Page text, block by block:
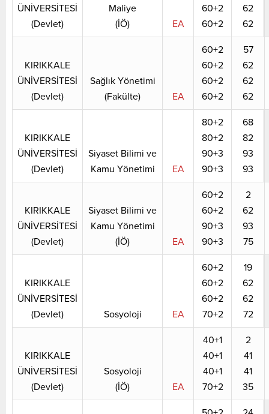
ÜNİVERSİTESİ
(Devlet)
Maliye
(İÖ)
EA
60+2
60+2
62
62
KIRIKKALE
ÜNİVERSİTESİ
(Devlet)
Sağlık Yönetimi
(Fakülte)
EA
60+2
60+2
60+2
60+2
57
62
62
62
KIRIKKALE
ÜNİVERSİTESİ
(Devlet)
Siyaset Bilimi ve
Kamu Yönetimi
EA
80+2
80+2
90+3
90+3
68
82
93
93
KIRIKKALE
ÜNİVERSİTESİ
(Devlet)
Siyaset Bilimi ve
Kamu Yönetimi
(İÖ)
EA
60+2
60+2
90+3
90+3
2
62
93
75
KIRIKKALE
ÜNİVERSİTESİ
(Devlet)
Sosyoloji EA
60+2
60+2
60+2
70+2
19
62
62
72
KIRIKKALE
ÜNİVERSİTESİ
(Devlet)
Sosyoloji
(İÖ)
EA
40+1
40+1
40+1
70+2
2
41
41
35